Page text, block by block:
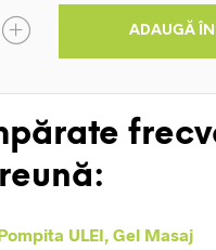
ADAUGĂ ÎN
ULEI, Gel Masaj